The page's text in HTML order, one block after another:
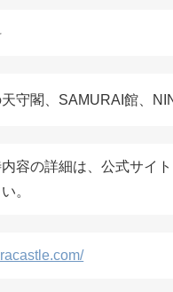
守閣、SAMURAI館、
容の詳細は、公式サイ
。